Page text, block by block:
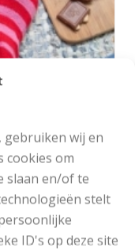
gebruiken wij en
cookies om
slaan en/of te
stelt
ID's op deze site